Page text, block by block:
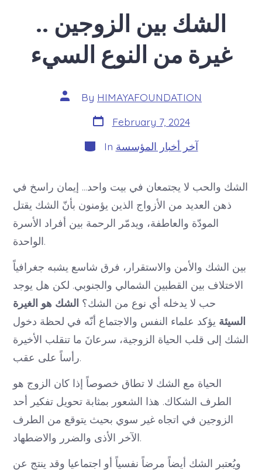
الشك بين الزوجين ..
غيرة من النوع السيء
Post
author
By HIMAYAFOUNDATION
Post
date
February 7, 2024
Categories
In آخر أخبار المؤسسة
الشك والحب لا يجتمعان في بيت واحد… إيمان راسخ في
ذهن العديد من الأزواج الذين يؤمنون بأنّ الشك يقتل
المودّة والعاطفة، ويدمّر الرحمة بين أفراد الأسرة
الواحدة.
بين الشك والأمن والاستقرار، فرق شاسع يشبه جغرافياً
الاختلاف بين القطبين الشمالي والجنوبي. لكن هل يوجد
حب لا يدخله أي نوع من الشك؟ الشك هو الغيرة
السيئة يؤكد علماء النفس والاجتماع أنّه في لحظة دخول
الشك إلى قلب الحياة الزوجية، سرعانَ ما تنقلب الأخيرة
رأساً على عقب.
الحياة مع الشك لا تطاق خصوصاً إذا كان الزوج هو
الطرف الشكاك. هذا الشعور بمثابة تحويل تفكير أحد
الزوجين في اتجاه غير سوي بحيث يتوقع من الطرف
الآخر الأذى والضرر والاضطهاد.
ويُعتبر الشك أيضاً مرضاً نفسياً أو اجتماعيا وقد ينتج عن